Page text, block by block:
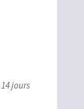
jours